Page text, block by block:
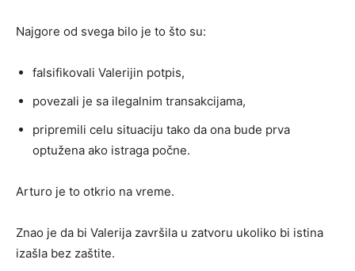
Najgore od svega bilo je to što su:
falsifikovali Valerijin potpis,
povezali je sa ilegalnim transakcijama,
pripremili celu situaciju tako da ona bude prva
optužena ako istraga počne.
Arturo je to otkrio na vreme.
Znao je da bi Valerija završila u zatvoru ukoliko bi istina
izašla bez zaštite.